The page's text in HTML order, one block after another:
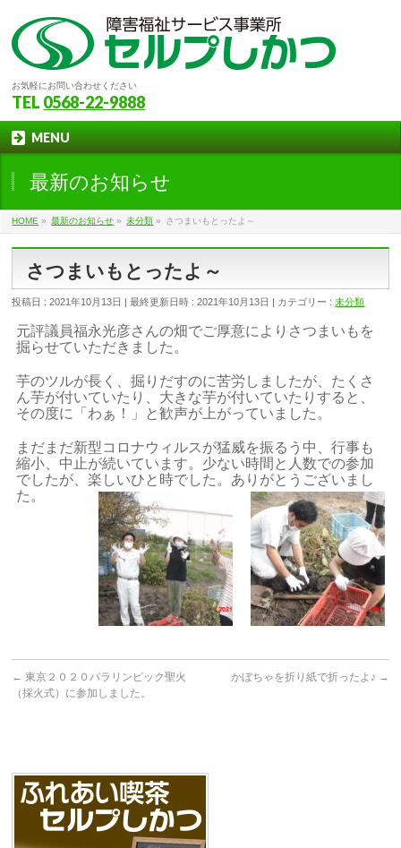
お気軽にお問い合わせください
TEL 0568-22-9888
MENU
最新のお知らせ
HOME » 最新のお知らせ » 未分類 » さつまいもとったよ～
さつまいもとったよ～
投稿日 : 2021年10月13日 最終更新日時 : 2021年10月13日 カテゴリー :未分類
元評議員福永光彦さんの畑でご厚意によりさつまいもを
掘らせていただきました。
芋のツルが長く、掘りだすのに苦労しましたが、たくさ
ん芋が付いていたり、大きな芋が付いていたりすると、
その度に「わぁ！」と歓声が上がっていました。
まだまだ新型コロナウィルスが猛威を振るう中、行事も
縮小、中止が続いています。少ない時間と人数での参加
でしたが、楽しいひと時でした。ありがとうございまし
た。
← 東京２０２０パラリンピック聖火
（採火式）に参加しました。
かぼちゃを折り紙で折ったよ♪ →